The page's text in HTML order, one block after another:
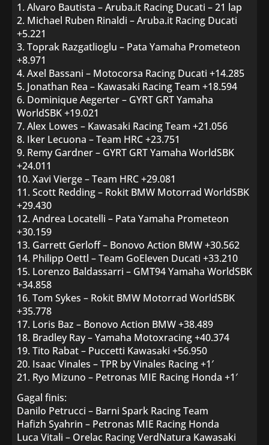
1. Alvaro Bautista – Aruba.it Racing Ducati – 21 lap
2. Michael Ruben Rinaldi – Aruba.it Racing Ducati
+5.221
3. Toprak Razgatlioglu – Pata Yamaha Prometeon
+8.971
4. Axel Bassani – Motocorsa Racing Ducati +14.285
5. Jonathan Rea – Kawasaki Racing Team +18.594
6. Dominique Aegerter – GYRT GRT Yamaha
WorldSBK +19.021
7. Alex Lowes – Kawasaki Racing Team +21.056
8. Iker Lecuona – Team HRC +23.751
9. Remy Gardner – GYRT GRT Yamaha WorldSBK
+24.011
10. Xavi Vierge – Team HRC +29.081
11. Scott Redding – Rokit BMW Motorrad WorldSBK
+29.430
12. Andrea Locatelli – Pata Yamaha Prometeon
+30.159
13. Garrett Gerloff – Bonovo Action BMW +30.562
14. Philipp Oettl – Team GoEleven Ducati +33.210
15. Lorenzo Baldassarri – GMT94 Yamaha WorldSBK
+34.858
16. Tom Sykes – Rokit BMW Motorrad WorldSBK
+35.778
17. Loris Baz – Bonovo Action BMW +38.489
18. Bradley Ray – Yamaha Motoxracing +40.374
19. Tito Rabat – Puccetti Kawasaki +56.950
20. Isaac Vinales – TPR by Vinales Racing +1′
21. Ryo Mizuno – Petronas MIE Racing Honda +1′
Gagal finis:
Danilo Petrucci – Barni Spark Racing Team
Hafizh Syahrin – Petronas MIE Racing Honda
Luca Vitali – Orelac Racing VerdNatura Kawasaki